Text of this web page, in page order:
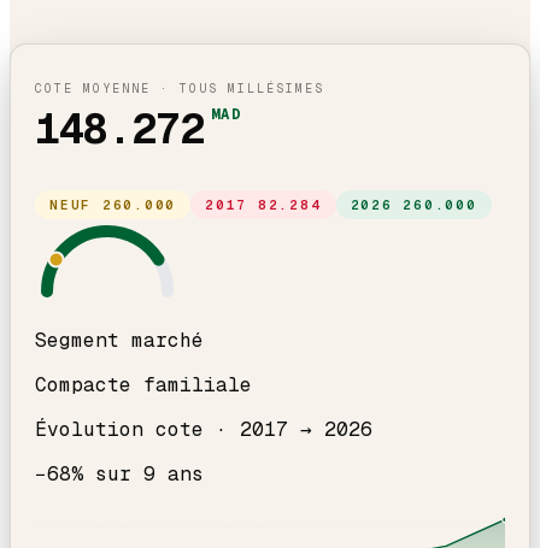
COTE MOYENNE · TOUS MILLÉSIMES
148.272 MAD
NEUF 260.000 2017 82.284 2026 260.000
Segment marché
Compacte familiale
Évolution cote · 2017 → 2026
−68% sur 9 ans